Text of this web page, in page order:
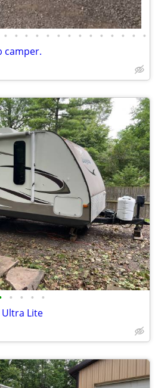
• • • • • • • • • • • • • •
camper.
• • • •
Ultra Lite